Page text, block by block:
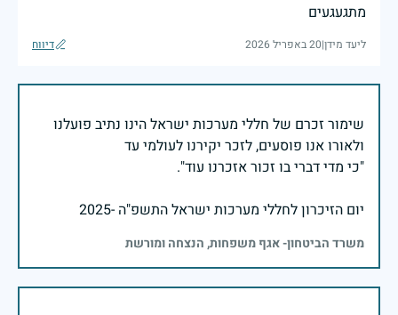
מתגעגעים
ליעד מידן|20 באפריל 2026 דיווח
שימור זכרם של חללי מערכות ישראל הינו נתיב פועלנו
יום הזיכרון לחללי מערכות ישראל התשפ"ה -2025
משרד הביטחון- אגף משפחות, הנצחה ומורשת